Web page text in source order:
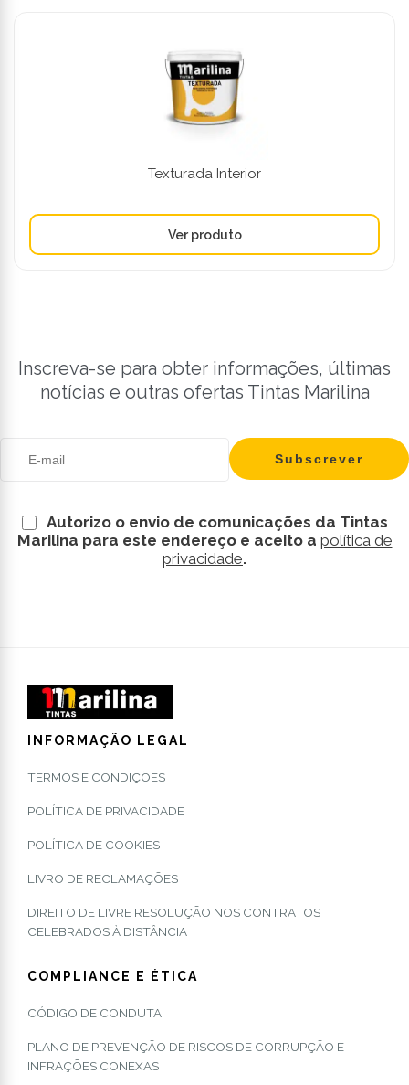
Texturada Interior
Inscreva-se para obter informações, últimas
notícias e outras ofertas Tintas Marilina
Autorizo o envio de comunicações da Tintas
Marilina para este endereço e aceito a política de
privacidade.
INFORMAÇÃO LEGAL
TERMOS E CONDIÇÕES
POLÍTICA DE PRIVACIDADE
POLÍTICA DE COOKIES
LIVRO DE RECLAMAÇÕES
DIREITO DE LIVRE RESOLUÇÃO NOS CONTRATOS
CELEBRADOS À DISTÂNCIA
COMPLIANCE E ÉTICA
CÓDIGO DE CONDUTA
PLANO DE PREVENÇÃO DE RISCOS DE CORRUPÇÃO E
INFRAÇÕES CONEXAS